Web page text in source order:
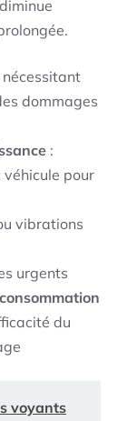
dommages
:
pour
vibrations
urgents
du
voyants